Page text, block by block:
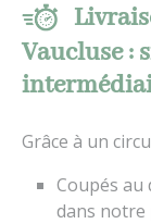
Vaucluse :
Grâce à un
Coupés
dans notre